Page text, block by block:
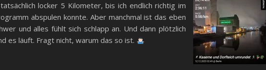
locker 5 Kilometer, bis ich endlich richtig im
abspulen konnte. Aber manchmal ist das eben
und alles fühlt sich schlapp an. Und dann plötzlich
es läuft. Fragt nicht, warum das so ist.